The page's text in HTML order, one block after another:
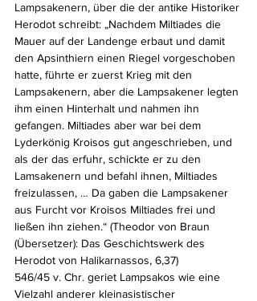
Lampsakenern, über die der antike Historiker
Herodot schreibt: „Nachdem Miltiades die
Mauer auf der Landenge erbaut und damit
den Apsinthiern einen Riegel vorgeschoben
hatte, führte er zuerst Krieg mit den
Lampsakenern, aber die Lampsakener legten
ihm einen Hinterhalt und nahmen ihn
gefangen. Miltiades aber war bei dem
Lyderkönig Kroisos gut angeschrieben, und
als der das erfuhr, schickte er zu den
Lamsakenern und befahl ihnen, Miltiades
freizulassen, … Da gaben die Lampsakener
aus Furcht vor Kroisos Miltiades frei und
ließen ihn ziehen.“ (Theodor von Braun
(Übersetzer): Das Geschichtswerk des
Herodot von Halikarnassos, 6,37)
546/45 v. Chr. geriet Lampsakos wie eine
Vielzahl anderer kleinasistischer